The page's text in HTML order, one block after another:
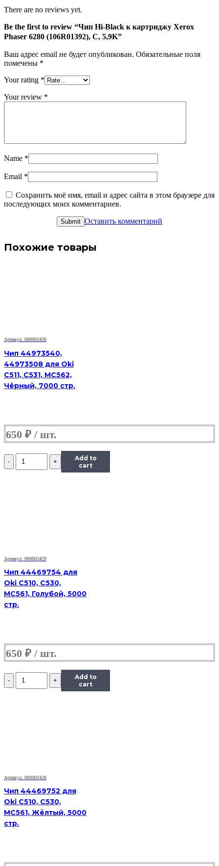
There are no reviews yet.
Be the first to review “Чип Hi-Black к картриджу Xerox
Phaser 6280 (106R01392), C, 5,9K”
Ваш адрес email не будет опубликован. Обязательные поля
помечены *
Your rating *
Your review *
Name *
Email *
Сохранить моё имя, email и адрес сайта в этом браузере для
последующих моих комментариев.
Оставить комментарий
Похожие товары
Артикул: 000003430
Чип 44973540,
44973508 для Oki
C511, C531, MC562,
Чёрный, 7000 стр.
650 ₽
Количество
Чип
Add to
cart
Артикул: 000003429
Чип 44469754 для
Oki C510, C530,
MC561, Голубой, 5000
стр.
650 ₽
Количество
Чип
Add to
cart
Артикул: 000003428
Чип 44469752 для
Oki C510, C530,
MC561, Жёлтый, 5000
стр.